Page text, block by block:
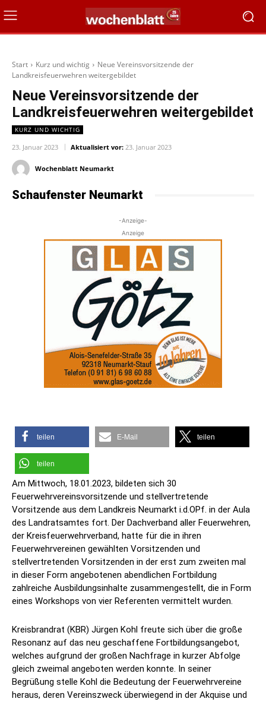
Start Kurz und wichtig
Neue Vereinsvorsitzende der
Landkreisfeuerwehren weitergebildet
Neue Vereinsvorsitzende der
Landkreisfeuerwehren weitergebildet
KURZ UND WICHTIG
23. Januar 2023 Aktualisiert vor: 23. Januar 2023
Wochenblatt Neumarkt
Schaufenster Neumarkt
-Anzeige-
Anzeige
teilen E-Mail teilen
teilen
Am Mittwoch, 18.01.2023, bildeten sich 30
Feuerwehrvereinsvorsitzende und stellvertretende
Vorsitzende aus dem Landkreis Neumarkt i.d.OPf. in der Aula
des Landratsamtes fort. Der Dachverband aller Feuerwehren,
der Kreisfeuerwehrverband, hatte für die in ihren
Feuerwehrvereinen gewählten Vorsitzenden und
stellvertretenden Vorsitzenden in der erst zum zweiten mal
in dieser Form angebotenen abendlichen Fortbildung
zahlreiche Ausbildungsinhalte zusammengestellt, die in Form
eines Workshops von vier Referenten vermittelt wurden.
Kreisbrandrat (KBR) Jürgen Kohl freute sich über die große
Resonanz auf das neu geschaffene Fortbildungsangebot,
welches aufgrund der großen Nachfrage in kurzer Abfolge
gleich zweimal angeboten werden konnte. In seiner
Begrüßung stelle Kohl die Bedeutung der Feuerwehrvereine
heraus, deren Vereinszweck überwiegend in der Akquise und